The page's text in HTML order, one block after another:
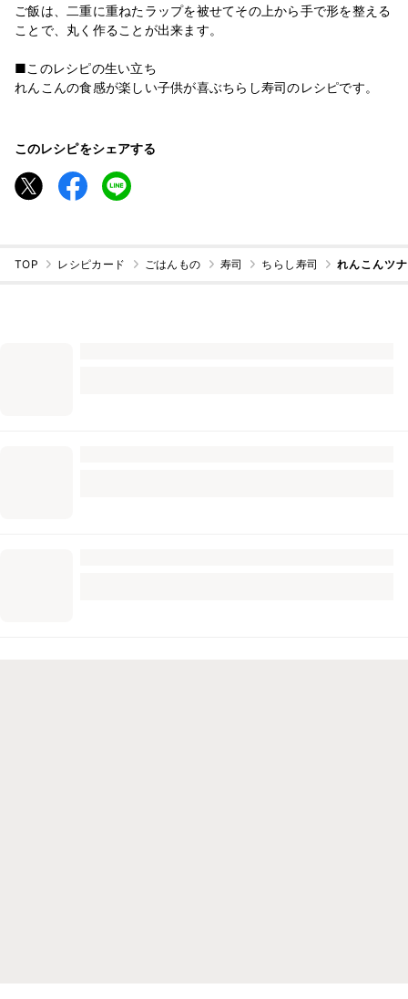
ご飯は、二重に重ねたラップを被せてその上から手で形を整える
ことで、丸く作ることが出来ます。
■このレシピの生い立ち
れんこんの食感が楽しい子供が喜ぶちらし寿司のレシピです。
このレシピをシェアする
TOP レシピカード ごはんもの 寿司 ちらし寿司 れんこんツ